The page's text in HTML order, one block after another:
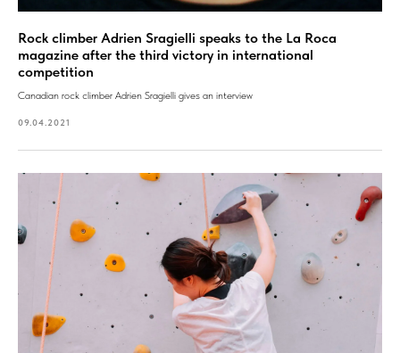
Rock climber Adrien Sragielli speaks to the La Roca
magazine after the third victory in international
competition
Canadian rock climber Adrien Sragielli gives an interview
09.04.2021